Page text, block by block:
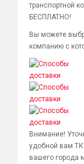
транспортной
БЕСПЛАТНО!
Вы можете
компанию с
Внимание!
удобной вам ТК
вашего города